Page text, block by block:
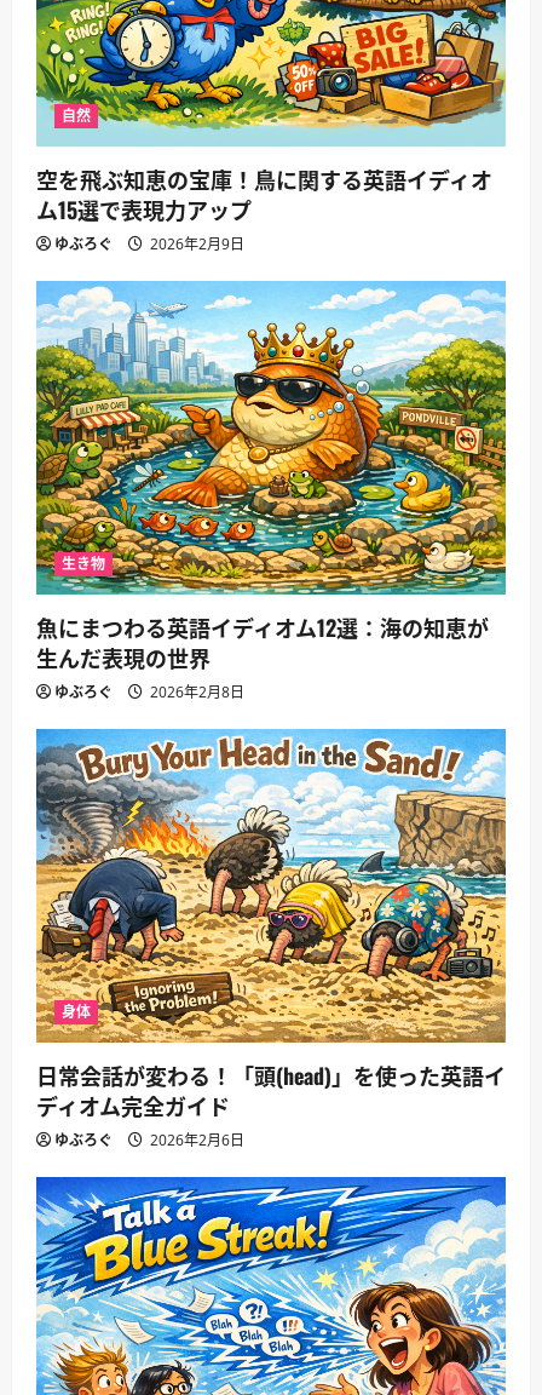
自然
空を飛ぶ知恵の宝庫！鳥に関する英語イディオ
ム15選で表現力アップ
ゆぶろぐ 2026年2月9日
生き物
魚にまつわる英語イディオム12選：海の知恵が
生んだ表現の世界
ゆぶろぐ 2026年2月8日
身体
日常会話が変わる！「頭(head)」を使った英語イ
ディオム完全ガイド
ゆぶろぐ 2026年2月6日